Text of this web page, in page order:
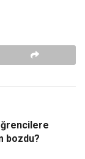
bozdu?